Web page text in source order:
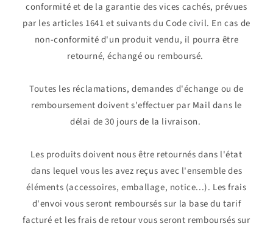
conformité et de la garantie des vices cachés, prévues
par les articles 1641 et suivants du Code civil. En cas de
non-conformité d'un produit vendu, il pourra être
retourné, échangé ou remboursé.
Toutes les réclamations, demandes d'échange ou de
remboursement doivent s'effectuer par Mail dans le
délai de 30 jours de la livraison.
Les produits doivent nous être retournés dans l'état
dans lequel vous les avez reçus avec l'ensemble des
éléments (accessoires, emballage, notice...). Les frais
d'envoi vous seront remboursés sur la base du tarif
facturé et les frais de retour vous seront remboursés sur